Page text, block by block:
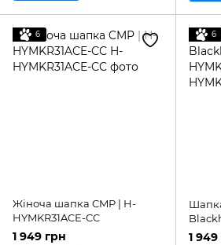
6
Жіноча шапка CMP | H-
HYMKR31ACE-CC
1 949 грн
6
1